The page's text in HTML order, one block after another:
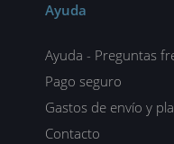
Ayuda
Ayuda - Preguntas
Pago seguro
Gastos de envío y
Contacto